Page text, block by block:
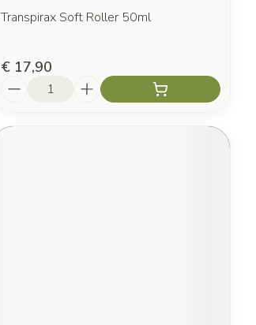
Transpirax Soft Roller 50ml
€ 17,90